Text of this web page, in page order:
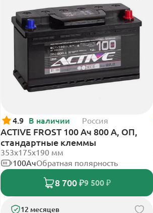
4.9 В наличии Россия
ACTIVE FROST 100 Ач 800 А, ОП,
стандартные клеммы
353х175х190 мм
100АчОбратная полярность
8 700 ₽9 500 ₽
12 месяцев